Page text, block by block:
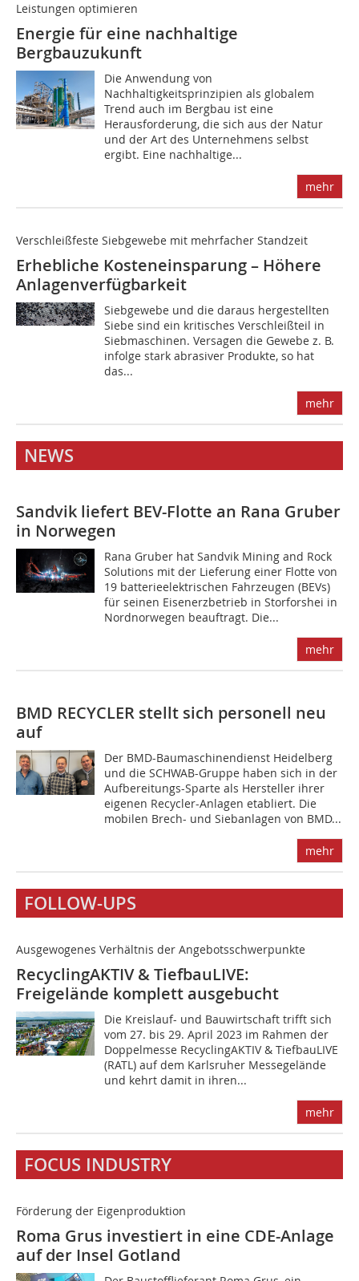
Leistungen optimieren
Energie für eine nachhaltige
Bergbauzukunft
Die Anwendung von
Nachhaltigkeitsprinzipien als globalem
Trend auch im Bergbau ist eine
Herausforderung, die sich aus der Natur
und der Art des Unternehmens selbst
ergibt. Eine nachhaltige...
mehr
Verschleißfeste Siebgewebe mit mehrfacher Standzeit
Erhebliche Kosteneinsparung – Höhere
Anlagenverfügbarkeit
Siebgewebe und die daraus hergestellten
Siebe sind ein kritisches Verschleißteil in
Siebmaschinen. Versagen die Gewebe z. B.
infolge stark abrasiver Produkte, so hat
das...
mehr
NEWS
Sandvik liefert BEV-Flotte an Rana Gruber
in Norwegen
Rana Gruber hat Sandvik Mining and Rock
Solutions mit der Lieferung einer Flotte von
19 batterieelektrischen Fahrzeugen (BEVs)
für seinen Eisenerzbetrieb in Storforshei in
Nordnorwegen beauftragt. Die...
mehr
BMD RECYCLER stellt sich personell neu
auf
Der BMD-Baumaschinendienst Heidelberg
und die SCHWAB-Gruppe haben sich in der
Aufbereitungs-Sparte als Hersteller ihrer
eigenen Recycler-Anlagen etabliert. Die
mobilen Brech- und Siebanlagen von BMD...
mehr
FOLLOW-UPS
Ausgewogenes Verhältnis der Angebotsschwerpunkte
RecyclingAKTIV & TiefbauLIVE:
Freigelände komplett ausgebucht
Die Kreislauf- und Bauwirtschaft trifft sich
vom 27. bis 29. April 2023 im Rahmen der
Doppelmesse RecyclingAKTIV & TiefbauLIVE
(RATL) auf dem Karlsruher Messegelände
und kehrt damit in ihren...
mehr
FOCUS INDUSTRY
Förderung der Eigenproduktion
Roma Grus investiert in eine CDE-Anlage
auf der Insel Gotland